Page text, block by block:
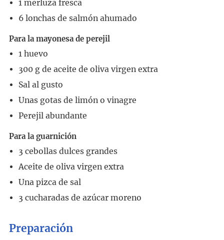
1 merluza fresca
6 lonchas de salmón ahumado
Para la mayonesa de perejil
1 huevo
300 g de aceite de oliva virgen extra
Sal al gusto
Unas gotas de limón o vinagre
Perejil abundante
Para la guarnición
3 cebollas dulces grandes
Aceite de oliva virgen extra
Una pizca de sal
3 cucharadas de azúcar moreno
Preparación